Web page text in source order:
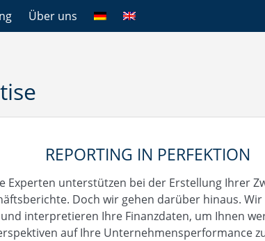
Über uns
REPORTING IN PERFEKTION
Experten unterstützen bei der Erstellung Ihrer
Doch wir gehen darüber hinaus.
und interpretieren Ihre Finanzdaten, um Ihnen
auf Ihre Unternehmensperformance